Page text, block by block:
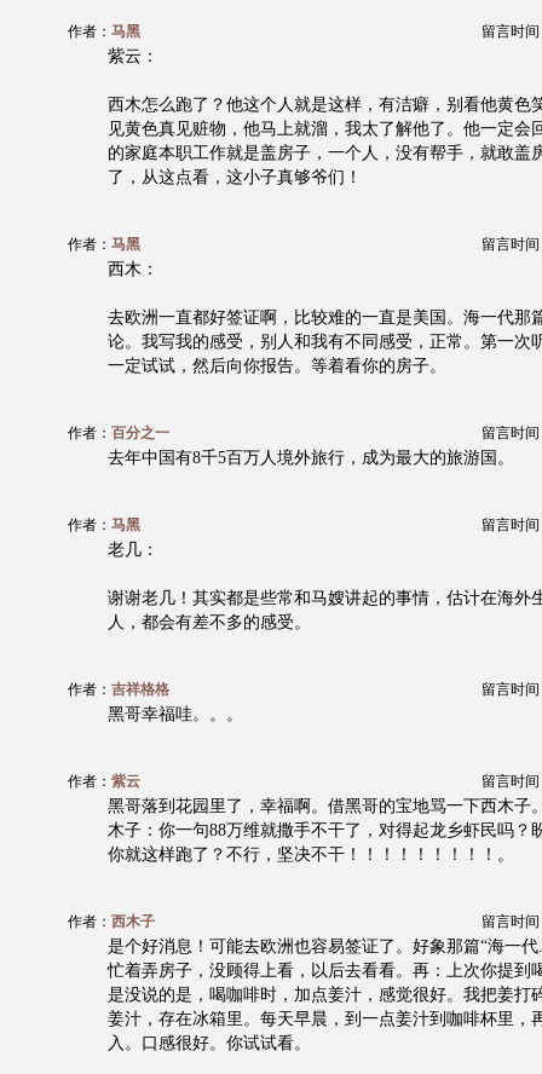
作者： 马黑 留言时间
紫云：
西木怎么跑了？他这个人就是这样，有洁癖，别看他黄色
见黄色真见赃物，他马上就溜，我太了解他了。他一定会
的家庭本职工作就是盖房子，一个人，没有帮手，就敢盖
了，从这点看，这小子真够爷们！
作者： 马黑 留言时间
西木：
去欧洲一直都好签证啊，比较难的一直是美国。海一代那
论。我写我的感受，别人和我有不同感受，正常。第一次
一定试试，然后向你报告。等着看你的房子。
作者： 百分之一 留言时间
去年中国有8千5百万人境外旅行，成为最大的旅游国。
作者： 马黑 留言时间
老几：
谢谢老几！其实都是些常和马嫂讲起的事情，估计在海外
人，都会有差不多的感受。
作者： 吉祥格格 留言时间
黑哥幸福哇。。。
作者： 紫云 留言时间
黑哥落到花园里了，幸福啊。借黑哥的宝地骂一下西木子
木子：你一句88万维就撒手不干了，对得起龙乡虾民吗？
你就这样跑了？不行，坚决不干！！！！！！！！！。
作者： 西木子 留言时间
是个好消息！可能去欧洲也容易签证了。好象那篇“海一
忙着弄房子，没顾得上看，以后去看看。再：上次你提到
是没说的是，喝咖啡时，加点姜汁，感觉很好。我把姜打
姜汁，存在冰箱里。每天早晨，到一点姜汁到咖啡杯里，
入。口感很好。你试试看。